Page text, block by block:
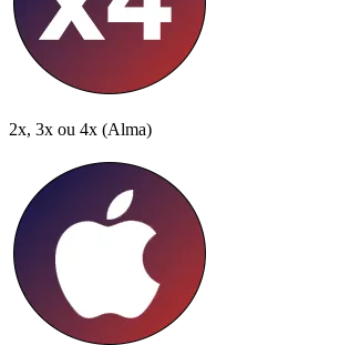
2x, 3x ou 4x (Alma)